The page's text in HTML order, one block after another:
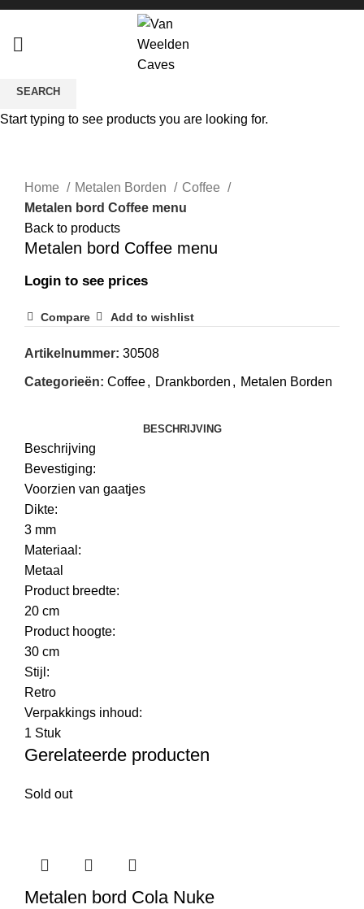
Sold out
Home
Metalen Borden
Coffee
Metalen bord Coffee menu
Back to products
Metalen bord Coffee menu
Login to see prices
Compare Add to wishlist
Artikelnummer: 30508
Categorieën: Coffee, Drankborden , Metalen Borden
BESCHRIJVING
Beschrijving
Bevestiging:
Voorzien van gaatjes
Dikte:
3 mm
Materiaal:
Metaal
Product breedte:
20 cm
Product hoogte:
30 cm
Stijl:
Retro
Verpakkings inhoud:
1 Stuk
Gerelateerde producten
Sold out
Metalen bord Cola Nuke
SEARCH
Start typing to see products you are looking for.